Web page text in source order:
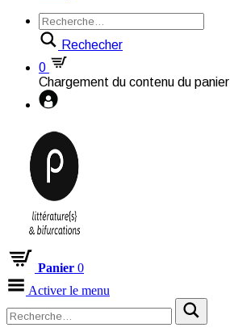
Rechecher
0
Chargement du contenu du panier
Panier 0
Activer le menu